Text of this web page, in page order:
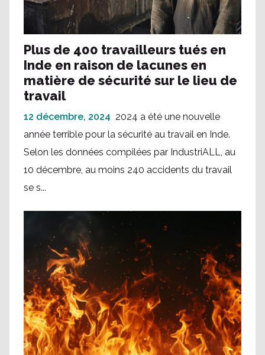
Plus de 400 travailleurs tués en
Inde en raison de lacunes en
matière de sécurité sur le lieu de
travail
12 décembre, 2024 2024 a été une nouvelle
année terrible pour la sécurité au travail en Inde.
Selon les données compilées par IndustriALL, au
10 décembre, au moins 240 accidents du travail
se s...